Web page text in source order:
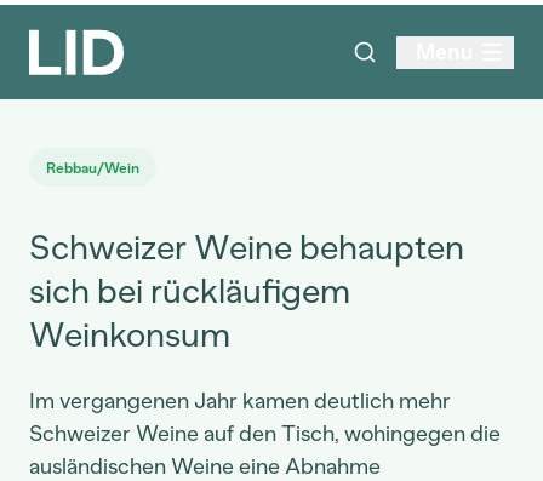
Rebbau/Wein
Schweizer Weine behaupten
sich bei rückläufigem
Weinkonsum
Im vergangenen Jahr kamen deutlich mehr
Schweizer Weine auf den Tisch, wohingegen die
ausländischen Weine eine Abnahme